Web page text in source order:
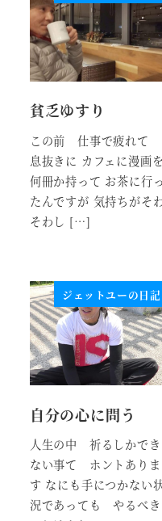
貧乏ゆすり
この前 仕事で疲れて
息抜きに カフェに漫画を
何冊か持って お茶に行っ
たんですが 気持ちがそ
そわし […]
ジェットユーの日記
自分の心に問う
人生の中 祈るしかでき
ない事て ホントありま
す なにも手につかない
況であっても やるべき